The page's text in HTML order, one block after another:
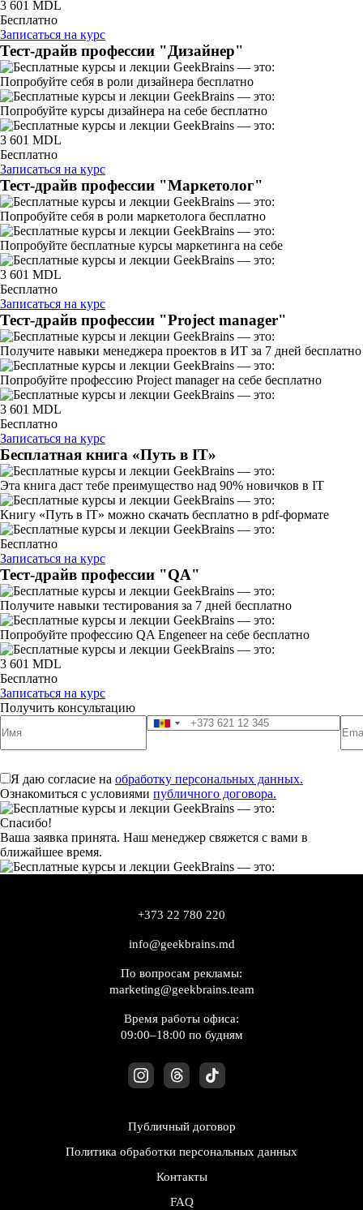
3 601 MDL
Бесплатно
Записаться на курс
Тест-драйв профессии "Дизайнер"
Попробуйте себя в роли дизайнера бесплатно
Попробуйте курсы дизайнера на себе бесплатно
3 601 MDL
Бесплатно
Записаться на курс
Тест-драйв профессии "Маркетолог"
Попробуйте себя в роли маркетолога бесплатно
Попробуйте бесплатные курсы маркетинга на себе
3 601 MDL
Бесплатно
Записаться на курс
Тест-драйв профессии "Project manager"
Получите навыки менеджера проектов в ИТ за 7 дней бесплатно
Попробуйте профессию Project manager на себе бесплатно
3 601 MDL
Бесплатно
Записаться на курс
Бесплатная книга «Путь в IT»
Эта книга даст тебе преимущество над 90% новичков в IT
Книгу «Путь в IT» можно скачать бесплатно в pdf-формате
Бесплатно
Записаться на курс
Тест-драйв профессии "QA"
Получите навыки тестирования за 7 дней бесплатно
Попробуйте профессию QA Engeneer на себе бесплатно
3 601 MDL
Бесплатно
Записаться на курс
Получить консультацию
Я даю согласие на обработку персональных данных.
Ознакомиться с условиями публичного договора.
Спасибо!
Ваша заявка принята. Наш менеджер свяжется с вами в
ближайшее время.
+373 22 780 220
info@geekbrains.md
По вопросам рекламы:
marketing@geekbrains.team
Время работы офиса:
09:00–18:00 по будням
Публичный договор
Политика обработки персональных данных
Контакты
FAQ